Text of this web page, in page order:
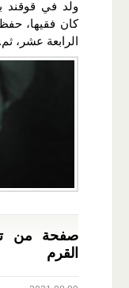
ولد في قوقند
كان فقيها،
الرابعة عشر،
صفحة من
القرم